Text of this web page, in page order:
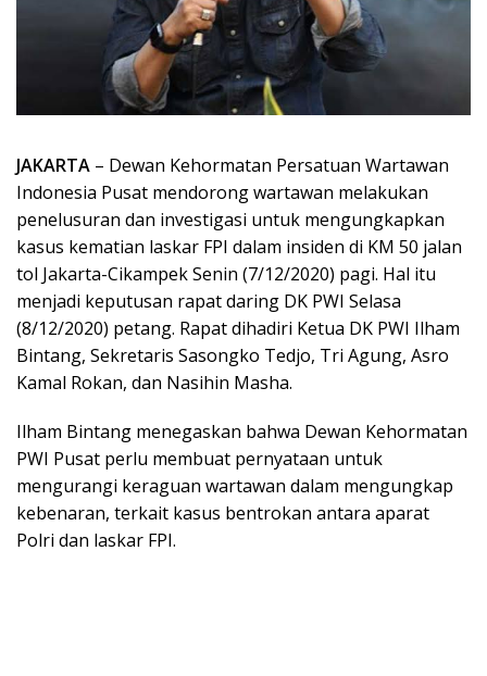
JAKARTA – Dewan Kehormatan Persatuan Wartawan
Indonesia Pusat mendorong wartawan melakukan
penelusuran dan investigasi untuk mengungkapkan
kasus kematian laskar FPI dalam insiden di KM 50 jalan
tol Jakarta-Cikampek Senin (7/12/2020) pagi. Hal itu
menjadi keputusan rapat daring DK PWI Selasa
(8/12/2020) petang. Rapat dihadiri Ketua DK PWI Ilham
Bintang, Sekretaris Sasongko Tedjo, Tri Agung, Asro
Kamal Rokan, dan Nasihin Masha.
Ilham Bintang menegaskan bahwa Dewan Kehormatan
PWI Pusat perlu membuat pernyataan untuk
mengurangi keraguan wartawan dalam mengungkap
kebenaran, terkait kasus bentrokan antara aparat
Polri dan laskar FPI.